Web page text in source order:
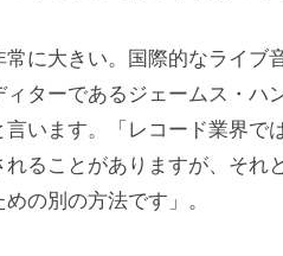
常に大きい。国際的なライブ
ターであるジェームス・ハ
います。「レコード業界で
れることがありますが、それ
の別の方法です」。